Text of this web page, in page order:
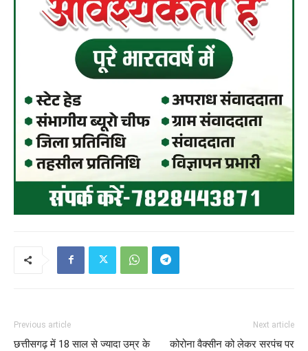
Previous article
छत्तीसगढ़ में 18 साल से ज्यादा उम्र के
Next article
कोरोना वैक्सीन को लेकर सरपंच पर